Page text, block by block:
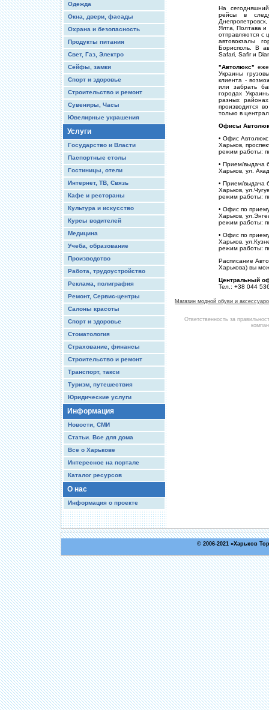
Одежда
Окна, двери, фасады
Охрана и безопасность
Продукты питания
Свет, Газ, Электро
Сейфы, замки
Спорт и здоровье
Строительство и ремонт
Сувениры, Часы
Ювелирные украшения
Услуги
Государство и Власти
Паспортные столы
Гостиницы, отели
Интернет, ТВ, Связь
Кафе и рестораны
Культура и искусство
Курсы водителей
Медицина
Учеба, образование
Производство
Работа, трудоустройство
Реклама, полиграфия
Ремонт, Сервис-центры
Салоны красоты
Спорт и здоровье
Стоматология
Страхование, финансы
Строительство и ремонт
Транспорт, такси
Туризм, путешествия
Юридические услуги
Информация
Новости, СМИ
Статьи. Все для дома
Все о Харькове
Интересное на портале
Каталог ресурсов
О нас
Информация о проекте
На
рейсы в
Ялта, Полтава и
отправляются с
автовокзалы
Борисполь. В
Safari, Safir и
"Автолюкс"
Украины
клиента -
или забрать
городах
разных
производится
только в
Офисы
• Офис
Харьков,
режим работы:
• Прием/выдача
Харьков, ул.
• Прием/выдача
Харьков,
режим работы:
• Офис по
Харьков,
режим работы:
• Офис по
Харьков,
режим работы:
Расписание
Харькова) вы
Центральный
Тел.: +38 044
Магазин модной обуви и
Ответственность за
© 2006-2021 «Харьков